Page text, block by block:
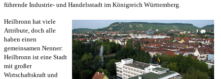
führende Industrie- und Handelsstadt im Königreich Württemberg.
Heilbronn hat viele
Attribute, doch alle
haben einen
gemeinsamen Nenner:
Heilbronn ist eine Stadt
mit großer
Wirtschaftskraft und